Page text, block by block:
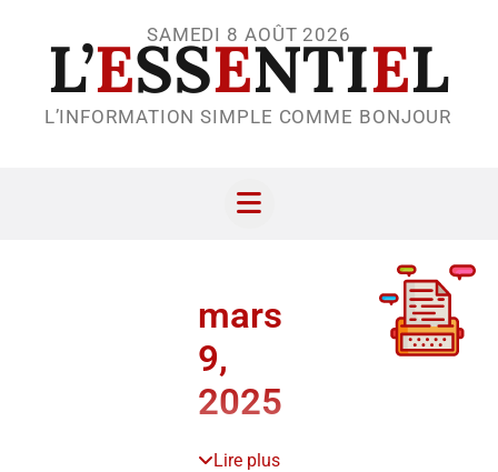
SAMEDI 8 AOÛT 2026
L’ESSENTIEL
L’INFORMATION SIMPLE COMME BONJOUR
mars
9,
2025
Lire plus